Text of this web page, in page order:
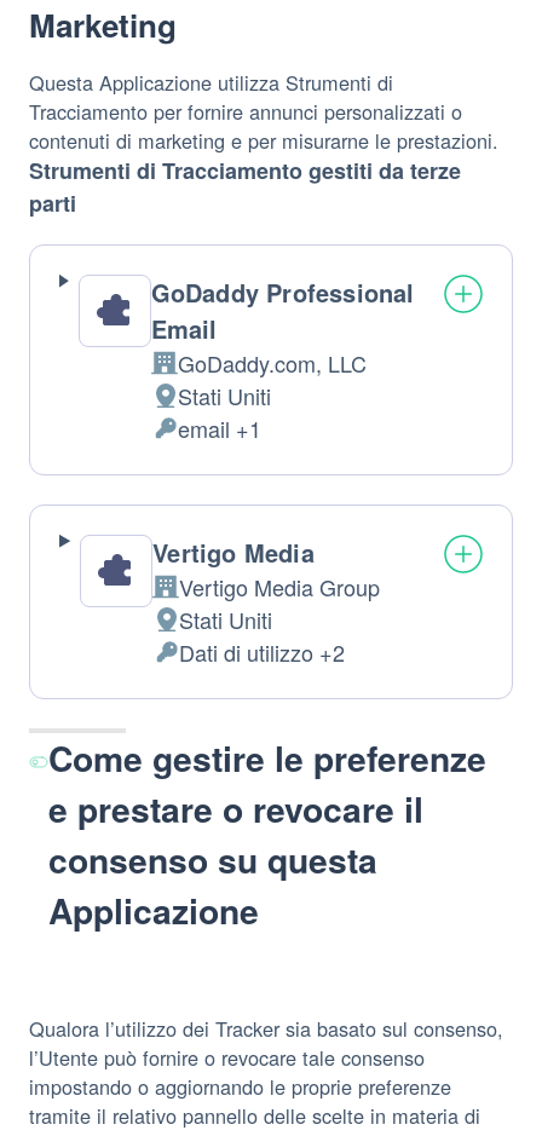
Marketing
Questa Applicazione utilizza Strumenti di
Tracciamento per fornire annunci personalizzati o
contenuti di marketing e per misurarne le prestazioni.
Strumenti di Tracciamento gestiti da terze
parti
GoDaddy Professional
Email
Azienda:
GoDaddy.com, LLC
Luogo
del
trattamento:
Stati Uniti
Dati
Personali
trattati:
email +1
Vertigo Media
Azienda:
Vertigo Media Group
Luogo
del
trattamento:
Stati Uniti
Dati
Personali
Dati di utilizzo +2
Come gestire le preferenze
e prestare o revocare il
consenso su questa
Applicazione
Qualora l’utilizzo dei Tracker sia basato sul consenso,
l’Utente può fornire o revocare tale consenso
impostando o aggiornando le proprie preferenze
tramite il relativo pannello delle scelte in materia di